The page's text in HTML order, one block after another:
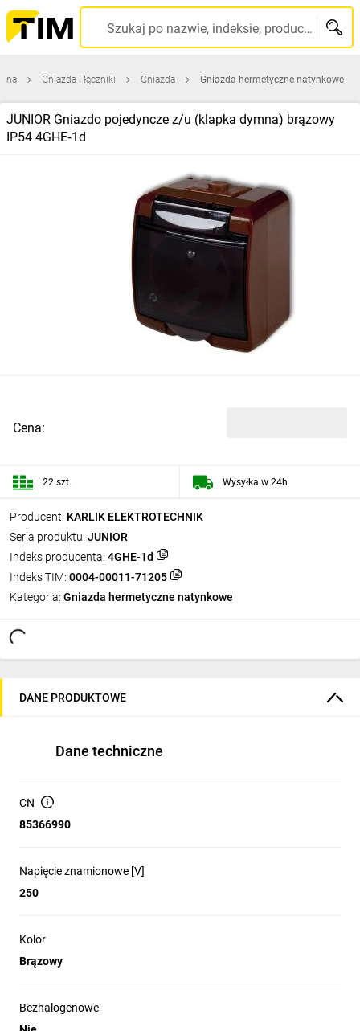
Szukaj po nazwie, indeksie, producencie, kodzie kreskowym...
Gniazda i łączniki Gniazda Gniazda hermetyczne natynkowe
JUNIOR Gniazdo pojedyncze z/u (klapka dymna) brązowy
IP54 4GHE‑1d
Producent: KARLIK ELEKTROTECHNIK
Seria produktu: JUNIOR
Indeks producenta: 4GHE-1d
Indeks TIM: 0004-00011-71205
Kategoria: Gniazda hermetyczne natynkowe
Cena:
22 szt. Wysyłka w 24h
DANE PRODUKTOWE
Dane techniczne
CN
85366990
Napięcie znamionowe [V]
250
Kolor
Brązowy
Bezhalogenowe